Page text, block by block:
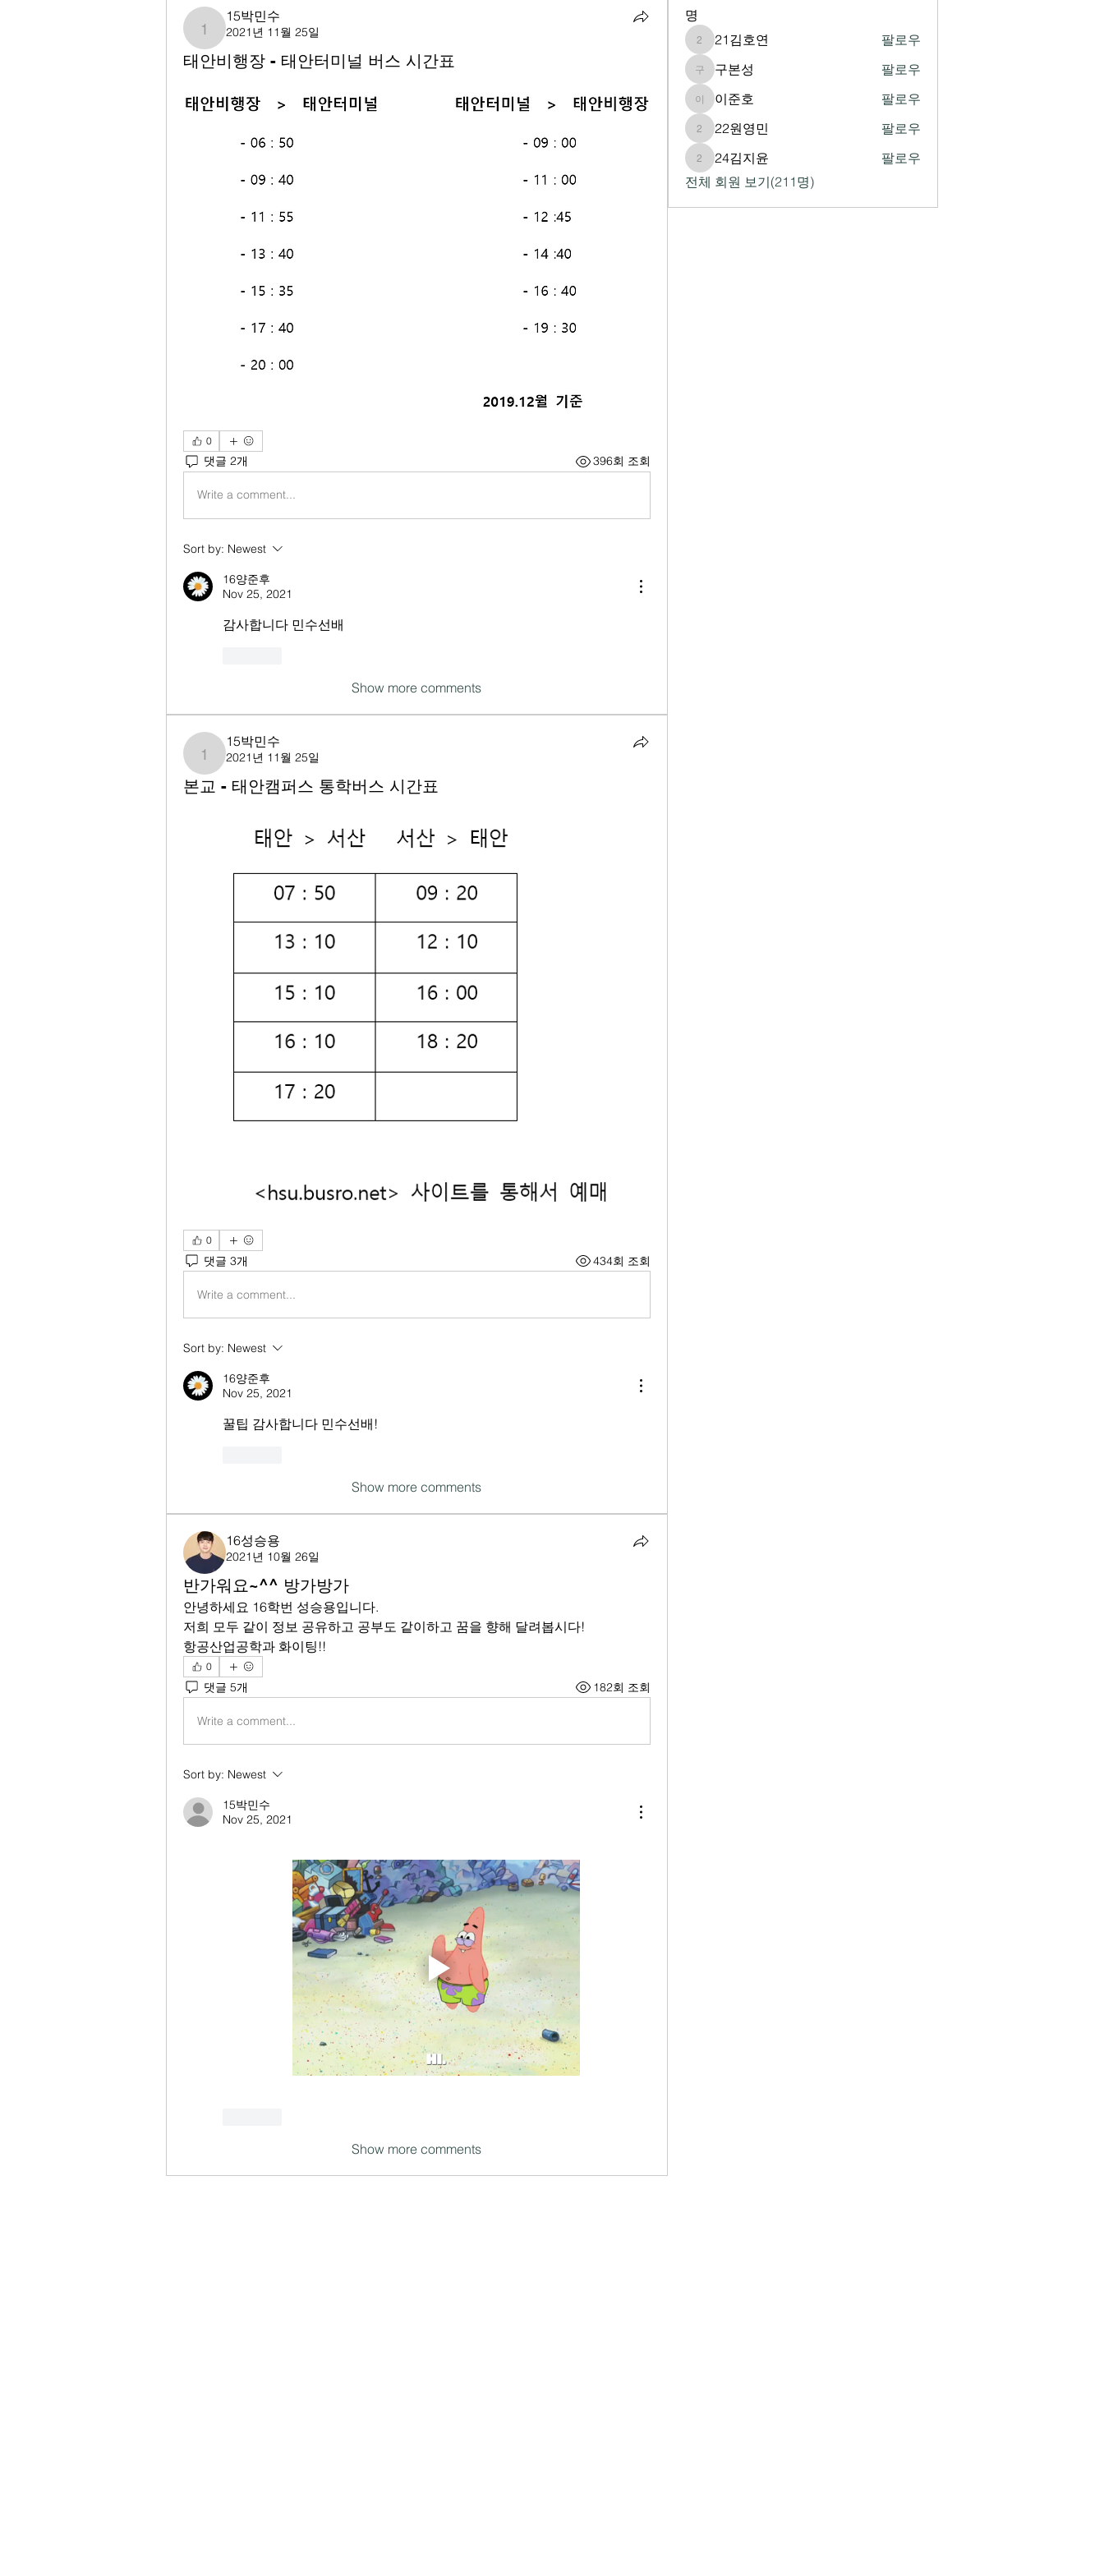
15박민수
15박민수
2021년 11월 25일
태안비행장 - 태안터미널 버스 시간표
0
댓글 2개 396회 조회
Write a comment...
Sort by: Newest
16양준후
Nov 25, 2021
감사합니다 민수선배
Show more comments
15박민수
15박민수
2021년 11월 25일
본교 - 태안캠퍼스 통학버스 시간표
0
댓글 3개 434회 조회
Write a comment...
Sort by: Newest
16양준후
Nov 25, 2021
꿀팁 감사합니다 민수선배!
Show more comments
16성승용
2021년 10월 26일
반가워요~^^ 방가방가
안녕하세요 16학번 성승용입니다.
저희 모두 같이 정보 공유하고 공부도 같이하고 꿈을 향해 달려봅시다!
항공산업공학과 화이팅!!
0
댓글 5개 182회 조회
Write a comment...
Sort by: Newest
15박민수
Nov 25, 2021
Show more comments
명
21김호연
21김호연 팔로우
구본성구본성 팔로우
이준호이준호 팔로우
22원영민
22원영민 팔로우
24김지윤
24김지윤
팔로우
전체 회원 보기(211명)